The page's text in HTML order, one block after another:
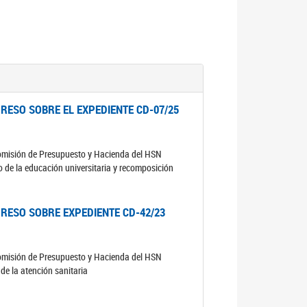
SOBRE EL EXPEDIENTE CD-07/25
de Presupuesto y Hacienda del HSN
de la educación universitaria y recomposición
SOBRE EXPEDIENTE CD-42/23
de Presupuesto y Hacienda del HSN
la atención sanitaria